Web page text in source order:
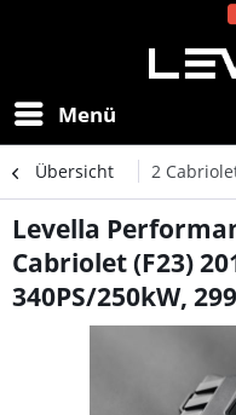
Menü
Übersicht 2
Levella
Cabriolet (F23)
340PS/250kW,